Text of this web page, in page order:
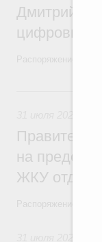
Дмитрий
цифровых
на
ЖКУ
Распоряжение от